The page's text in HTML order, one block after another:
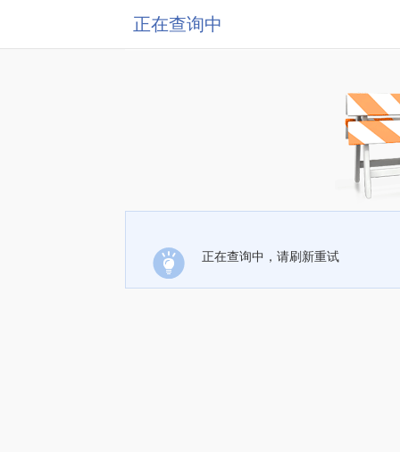
正在查询中
正在查询中，请刷新重试